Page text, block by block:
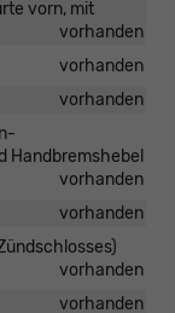
vorn, mit
vorhanden
vorhanden
vorhanden
Handbremshebel
vorhanden
vorhanden
vorhanden
vorhanden